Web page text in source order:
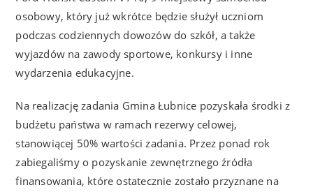
osobowy, który już wkrótce będzie służył uczniom
podczas codziennych dowozów do szkół, a także
wyjazdów na zawody sportowe, konkursy i inne
wydarzenia edukacyjne.
Na realizację zadania Gmina Łubnice pozyskała środki z
budżetu państwa w ramach rezerwy celowej,
stanowiącej 50% wartości zadania. Przez ponad rok
zabiegaliśmy o pozyskanie zewnętrznego źródła
finansowania, które ostatecznie zostało przyznane na